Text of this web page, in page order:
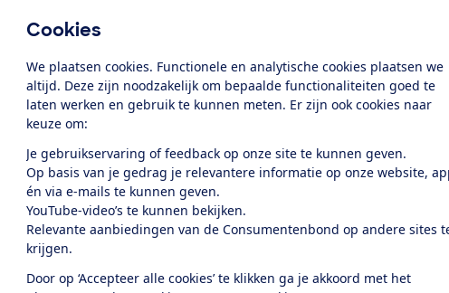
Cookies
We plaatsen cookies. Functionele en analytische cookies plaatsen we
altijd. Deze zijn noodzakelijk om bepaalde functionaliteiten goed te
laten werken en gebruik te kunnen meten. Er zijn ook cookies naar
keuze om:
Je gebruikservaring of feedback op onze site te kunnen geven.
Op basis van je gedrag je relevantere informatie op onze website,
én via e-mails te kunnen geven.
YouTube-video’s te kunnen bekijken.
Relevante aanbiedingen van de Consumentenbond op andere sites
krijgen.
Door op ‘Accepteer alle cookies’ te klikken ga je akkoord met het
Word lid
Al lid? Log in